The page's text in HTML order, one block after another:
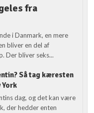
fra
i Danmark, en mere
bliver en del af
Der bliver seks...
Så tag kæresten
York
dag, og det kan være
der hedder enten